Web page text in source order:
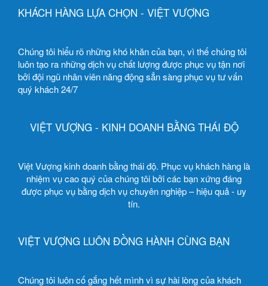
KHÁCH HÀNG LỰA CHỌN - VIỆT VƯỢNG
Chúng tôi hiểu rõ những khó khăn của bạn, vì thế chúng tôi
luôn tạo ra những dịch vụ chất lượng được phục vụ tận nơi
bởi đội ngũ nhân viên năng động sẳn sàng phục vụ tư vấn
quý khách 24/7
VIỆT VƯỢNG - KINH DOANH BẰNG THÁI ĐỘ
Việt Vượng kinh doanh bằng thái độ. Phục vụ khách hàng là
nhiệm vụ cao quý của chúng tôi bởi các bạn xứng đáng
được phục vụ bằng dịch vụ chuyên nghiệp – hiệu quả - uy
tín.
VIỆT VƯỢNG LUÔN ĐỒNG HÀNH CÙNG BẠN
Chúng tôi luôn cố gắng hết mình vì sự hài lòng của khách